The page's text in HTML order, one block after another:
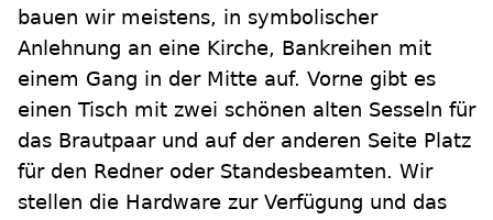
bauen wir meistens, in symbolischer
Anlehnung an eine Kirche, Bankreihen mit
einem Gang in der Mitte auf. Vorne gibt es
einen Tisch mit zwei schönen alten Sesseln für
das Brautpaar und auf der anderen Seite Platz
für den Redner oder Standesbeamten. Wir
stellen die Hardware zur Verfügung und das